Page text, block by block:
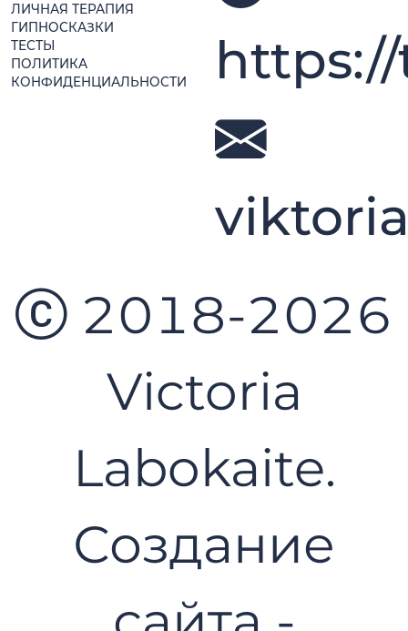
ЛИЧНАЯ ТЕРАПИЯ
ГИПНОСКАЗКИ
ТЕСТЫ
ПОЛИТИКА
КОНФИДЕНЦИАЛЬНОСТИ
2018-2026
Victoria
Labokaite.
Создание